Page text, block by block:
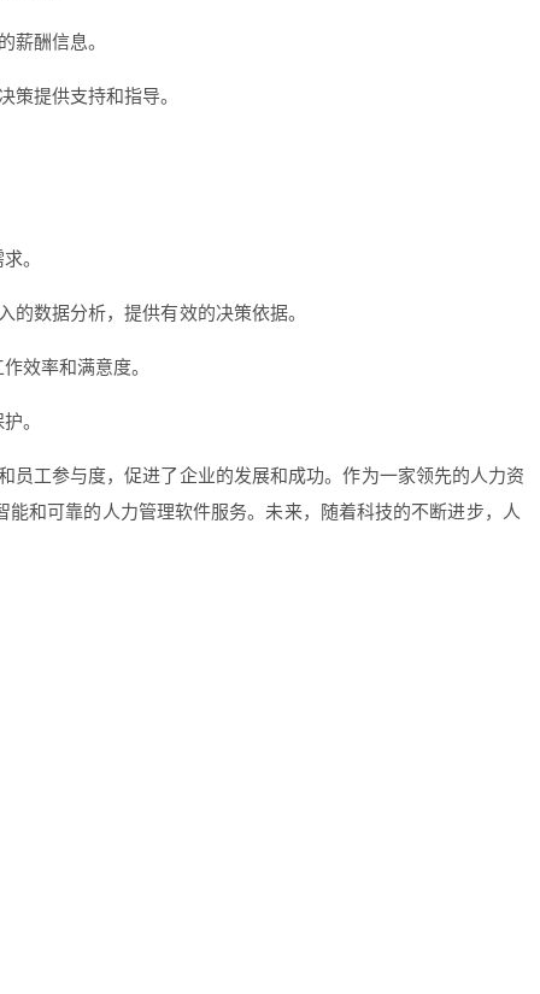
薪酬信息。
策提供支持和指导。
。
数据分析，提供有效的决策依据。
效率和满意度。
。
工参与度，促进了企业的发展和成功。作为一家领先的人力资
和可靠的人力管理软件服务。未来，随着科技的不断进步，人